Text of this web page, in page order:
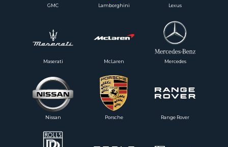
Lamborghini Lexus
Maserati McLaren Mercedes
Nissan Range Rover
Porsche
GMC